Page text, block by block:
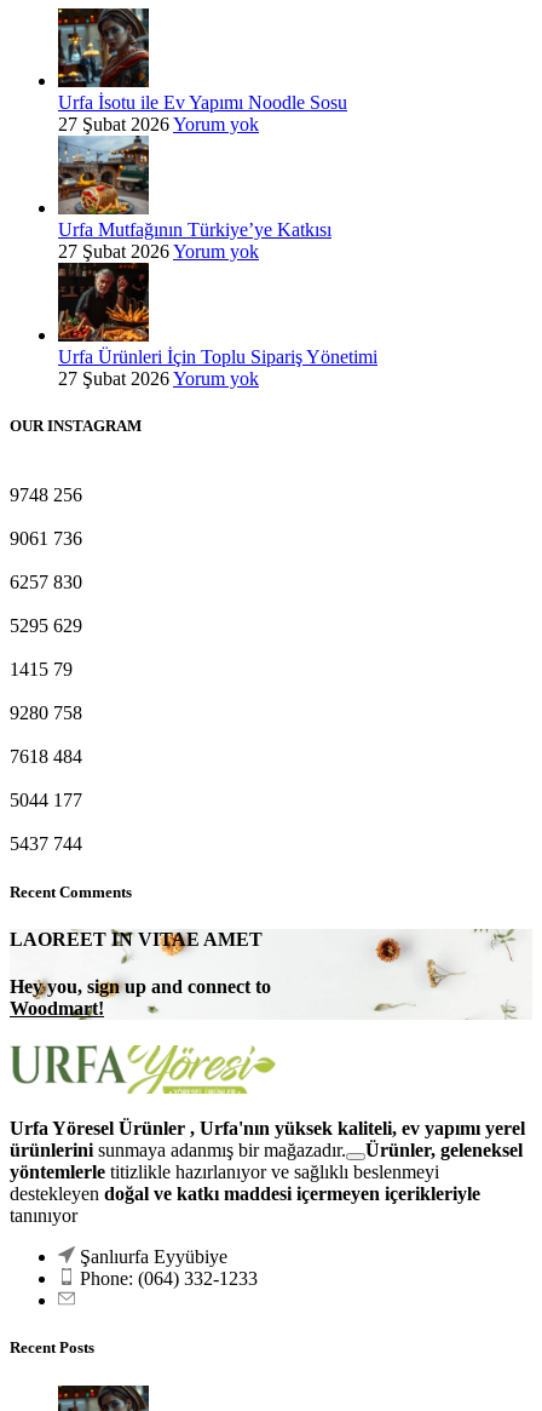
Urfa İsotu ile Ev Yapımı Noodle Sosu
27 Şubat 2026Yorum yok
Urfa Mutfağının Türkiye’ye Katkısı
27 Şubat 2026Yorum yok
Urfa Ürünleri İçin Toplu Sipariş Yönetimi
27 Şubat 2026Yorum yok
OUR INSTAGRAM
9748 256
9061 736
6257 830
5295 629
1415 79
9280 758
7618 484
5044 177
5437 744
Recent Comments
LAOREET IN VITAE AMET
Hey you, sign up and connect to
Woodmart!
Urfa Yöresel Ürünler , Urfa'nın yüksek kaliteli, ev yapımı yerel
ürünlerini sunmaya adanmış bir mağazadır.
Ürünler, geleneksel
yöntemlerle titizlikle hazırlanıyor ve sağlıklı beslenmeyi
destekleyen doğal ve katkı maddesi içermeyen içerikleriyle
tanınıyor
Şanlıurfa Eyyübiye
Phone: (064) 332-1233
Recent Posts